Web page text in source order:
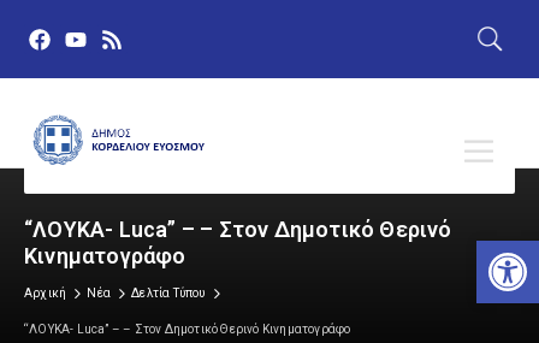
“ΛΟΥΚΑ- Luca” – – Στον Δημοτικό Θερινό
Κινηματογράφο
Αρχική Νέα Δελτία Τύπου
“ΛΟΥΚΑ- Luca” – – Στον Δημοτικό Θερινό Κινηματογράφο